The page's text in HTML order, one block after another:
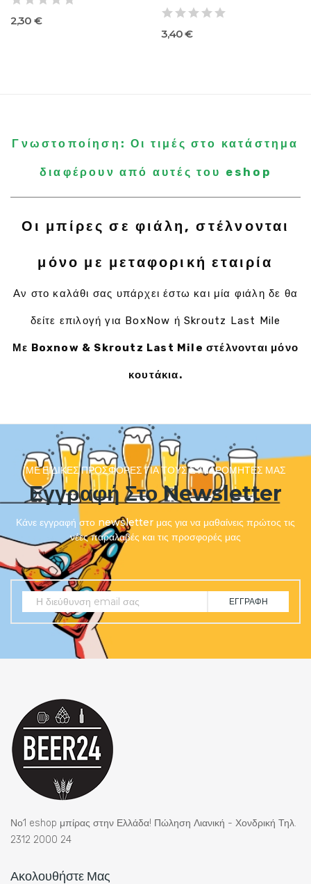
2,30 €
3,40 €
Γνωστοποίηση: Οι τιμές στο κατάστημα
διαφέρουν από αυτές του eshop
Οι μπίρες σε φιάλη, στέλνονται
μόνο με μεταφορική εταιρία
Αν στο καλάθι σας υπάρχει έστω και μία φιάλη δε θα
δείτε επιλογή για BoxNow ή Skroutz Last Mile
Με Boxnow & Skroutz Last Mile στέλνονται μόνο
κουτάκια.
ΜΕ ΕΙΔΙΚΈΣ ΠΡΟΣΦΟΡΈΣ ΓΙΑ ΤΟΥΣ ΣΥΝΔΡΟΜΗΤΈΣ ΜΑΣ
Εγγραφή Στο Newsletter
Κάνε εγγραφή στο newsletter μας για να μαθαίνεις πρώτος τις
νέες παραλαβές και τις προσφορές μας
ΕΓΓΡΑΦΉ
Νο1 eshop μπίρας στην Ελλάδα! Πώληση Λιανική - Χονδρική Τηλ.
2312 2000 24
Ακολουθήστε Μας